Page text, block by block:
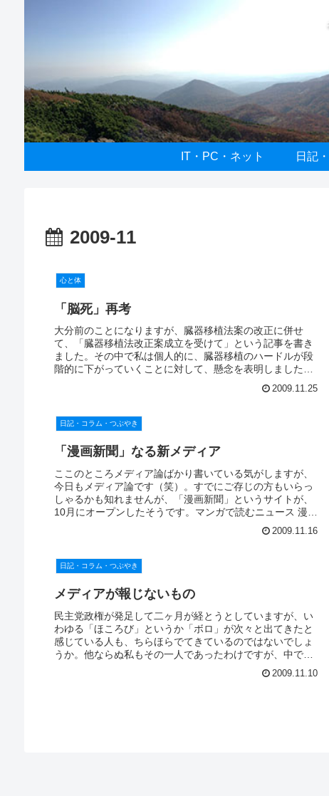
IT・PC・ネット 日記
2009-11
心と体
「脳死」再考
大分前のことになりますが、臓器移植法案の改正に併せ
て、「臓器移植法改正案成立を受けて」という記事を書き
ました。その中で私は個人的に、臓器移植のハードルが段
階的に下がっていくことに対して、懸念を表明しました。
2009.11.25
日記・コラム・つぶやき
「漫画新聞」なる新メディア
ここのところメディア論ばかり書いている気がしますが、
今日もメディア論です（笑）。すでにご存じの方もいらっ
しゃるかも知れませんが、「漫画新聞」というサイトが、
10月にオープンしたそうです。マンガで読むニュース 漫画
2009.11.16
日記・コラム・つぶやき
メディアが報じないもの
民主党政権が発足して二ヶ月が経とうとしていますが、い
わゆる「ほころび」というか「ボロ」が次々と出てきたと
感じている人も、ちらほらでてきているのではないでしょ
うか。他ならぬ私もその一人であったわけですが、中でも
2009.11.10